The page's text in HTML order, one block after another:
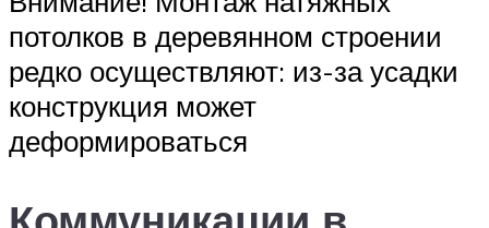
потолков в деревянном строении
редко осуществляют: из-за усадки
конструкция может
деформироваться